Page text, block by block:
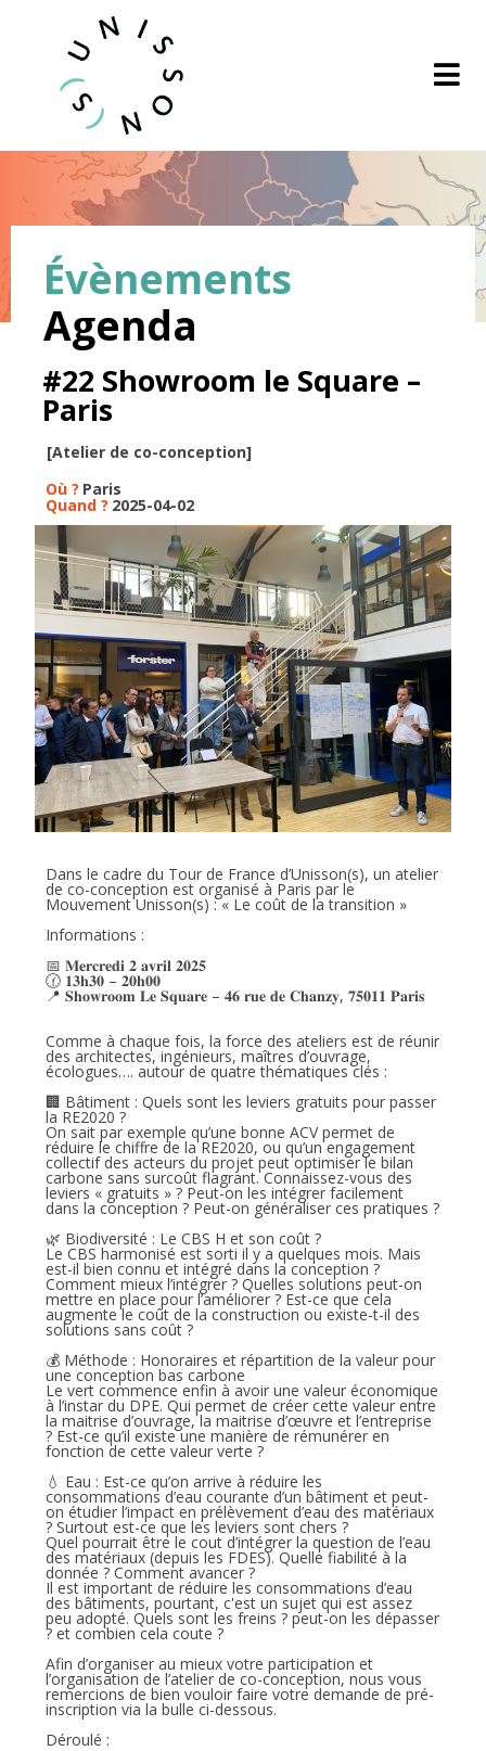
Signez le manifeste
Évènements
Agenda
#22 Showroom le Square –
Paris
[Atelier de co-conception]
Où ? Paris
Quand ? 2025-04-02
Dans le cadre du Tour de France d’Unisson(s), un atelier
de co-conception est organisé à Paris par le
Mouvement Unisson(s) : « Le coût de la transition »
Informations :
📅 𝐌𝐞𝐫𝐜𝐫𝐞𝐝𝐢 𝟐 𝐚𝐯𝐫𝐢𝐥 𝟐𝟎𝟐𝟓
🕜 𝟏𝟑𝐡𝟑𝟎 – 𝟐𝟎𝐡𝟎𝟎
📍 𝐒𝐡𝐨𝐰𝐫𝐨𝐨𝐦 𝐋𝐞 𝐒𝐪𝐮𝐚𝐫𝐞 – 𝟒𝟔 𝐫𝐮𝐞 𝐝𝐞 𝐂𝐡𝐚𝐧𝐳𝐲, 𝟕𝟓𝟎𝟏𝟏 𝐏𝐚𝐫𝐢𝐬
Comme à chaque fois, la force des ateliers est de réunir
des architectes, ingénieurs, maîtres d’ouvrage,
écologues…. autour de quatre thématiques clés :
🏢 Bâtiment : Quels sont les leviers gratuits pour passer
la RE2020 ?
On sait par exemple qu’une bonne ACV permet de
réduire le chiffre de la RE2020, ou qu’un engagement
collectif des acteurs du projet peut optimiser le bilan
carbone sans surcoût flagrant. Connaissez-vous des
leviers « gratuits » ? Peut-on les intégrer facilement
dans la conception ? Peut-on généraliser ces pratiques ?
🌿 Biodiversité : Le CBS H et son coût ?
Le CBS harmonisé est sorti il y a quelques mois. Mais
est-il bien connu et intégré dans la conception ?
Comment mieux l’intégrer ? Quelles solutions peut-on
mettre en place pour l’améliorer ? Est-ce que cela
augmente le coût de la construction ou existe-t-il des
solutions sans coût ?
💰 Méthode : Honoraires et répartition de la valeur pour
une conception bas carbone
Le vert commence enfin à avoir une valeur économique
à l’instar du DPE. Qui permet de créer cette valeur entre
la maitrise d’ouvrage, la maitrise d’œuvre et l’entreprise
? Est-ce qu’il existe une manière de rémunérer en
fonction de cette valeur verte ?
💧 Eau : Est-ce qu’on arrive à réduire les
consommations d’eau courante d’un bâtiment et peut-
on étudier l’impact en prélèvement d’eau des matériaux
? Surtout est-ce que les leviers sont chers ?
Quel pourrait être le cout d’intégrer la question de l’eau
des matériaux (depuis les FDES). Quelle fiabilité à la
donnée ? Comment avancer ?
Il est important de réduire les consommations d’eau
des bâtiments, pourtant, c'est un sujet qui est assez
peu adopté. Quels sont les freins ? peut-on les dépasser
? et combien cela coute ?
Afin d’organiser au mieux votre participation et
l’organisation de l’atelier de co-conception, nous vous
remercions de bien vouloir faire votre demande de pré-
inscription via la bulle ci-dessous.
Déroulé :